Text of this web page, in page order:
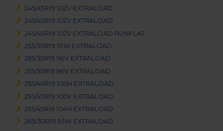
245/45R19 102V EXTRALOAD
245/45R19 102V EXTRALOAD
245/45R19 102V EXTRALOAD RUNFLAT
255/30R19 91W EXTRALOAD
255/35R19 96V EXTRALOAD
255/35R19 96V EXTRALOAD
255/40R19 100H EXTRALOAD
255/40R19 100V EXTRALOAD
255/45R19 104H EXTRALOAD
265/30R19 93W EXTRALOAD